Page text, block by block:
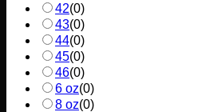
42(0)
43(0)
44(0)
45(0)
46(0)
6 oz(0)
8 oz(0)